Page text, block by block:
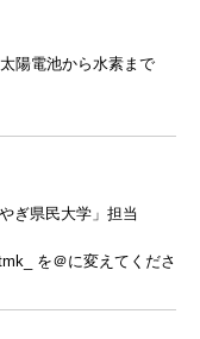
陽電池から水素まで
ぎ県民大学」担当
を＠に変えてくださ